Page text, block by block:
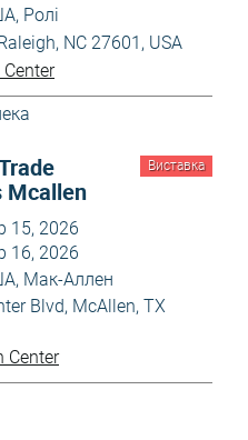
Ролі
NC 27601, USA
Виставка
Mcallen
15, 2026
16, 2026
Мак-Аллен
Blvd, McAllen, TX
Center